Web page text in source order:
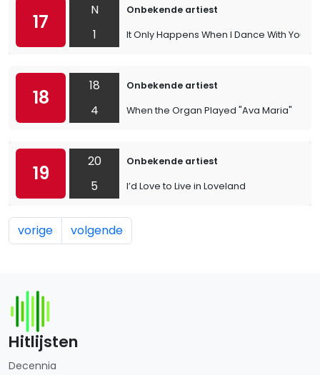
17
N
1
Onbekende artiest
It Only Happens When I Dance With You
18
18
4
Onbekende artiest
When the Organ Played "Ava Maria"
19
20
5
Onbekende artiest
I’d Love to Live in Loveland
vorige volgende
Hitlijsten
Decennia